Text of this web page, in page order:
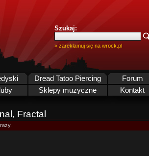
Szukaj:
> zareklamuj się na wrock.pl
Dread Tatoo Piercing
Forum
Sklepy muzyczne Kontakt
Fractal
razy.